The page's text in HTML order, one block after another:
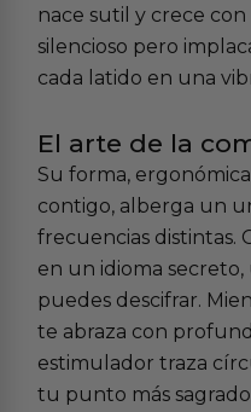
nace sutil y crece
silencioso pero
cada latido en una
El arte de la
Su forma,
contigo, alberga un
frecuencias distintas.
en un idioma
puedes descifrar.
te abraza con
estimulador traza
tu punto más